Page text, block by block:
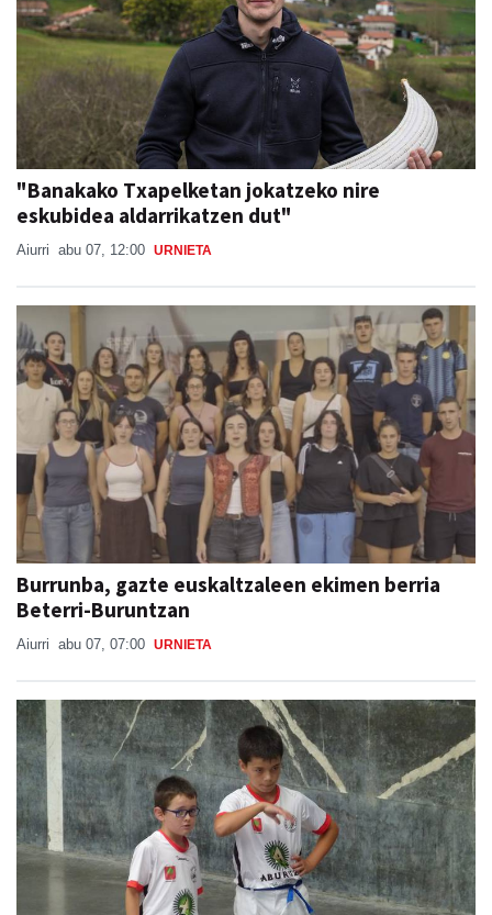
"Banakako Txapelketan jokatzeko nire
eskubidea aldarrikatzen dut"
Aiurri abu 07, 12:00 URNIETA
Burrunba, gazte euskaltzaleen ekimen berria
Beterri-Buruntzan
Aiurri abu 07, 07:00 URNIETA